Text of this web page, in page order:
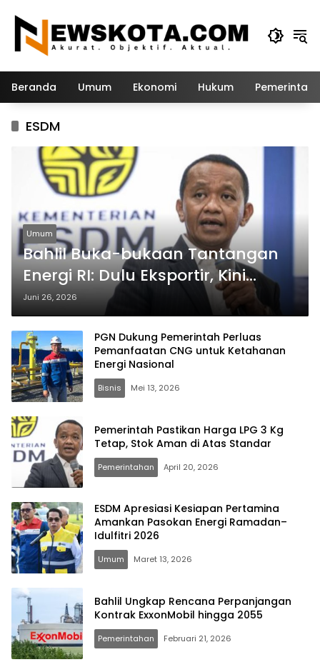
konten
Beranda Umum Ekonomi Hukum
ESDM
Umum
Bahlil Buka-bukaan Tantangan
Energi RI: Dulu Eksportir, Kini
Impor 1 Juta Barel Per Hari
Juni 26, 2026
PGN Dukung Pemerintah Perluas
Pemanfaatan CNG untuk Ketahanan
Energi Nasional
Bisnis Mei 13, 2026
Pemerintah Pastikan Harga LPG 3 Kg
Tetap, Stok Aman di Atas Standar
Pemerintahan April 20, 2026
ESDM Apresiasi Kesiapan Pertamina
Amankan Pasokan Energi Ramadan–
Idulfitri 2026
Umum Maret 13, 2026
Bahlil Ungkap Rencana Perpanjangan
Kontrak ExxonMobil hingga 2055
Pemerintahan Februari 21, 2026